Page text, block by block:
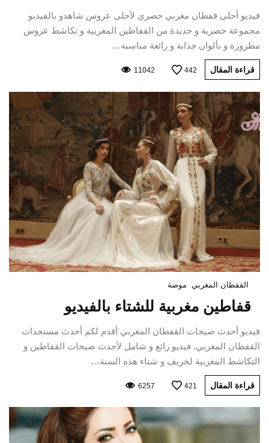
فيديو أحلى قفطان مغربي حصري لأحلى عروس شاهدو بالفيديو
مجموعة حصرية و جديدة من القفاطين المغربية و تكاشط عروس
مطروزة و بألوان جذابة و رائعة مناسبة…
قراءة المقال 442
11042
القفطان المغربي موضة
قفاطين مغربية للشتاء بالفيديو
فيديو أحدث صيحات القفطان المغربي أقدم لكم أحدث مستجدات
القفطان المغربي. فيديو رائع و شامل لأحدث صيحات القفاطين و
التكاشط المغربية لخريف و شتاء هذه السنة…
قراءة المقال 421
6257